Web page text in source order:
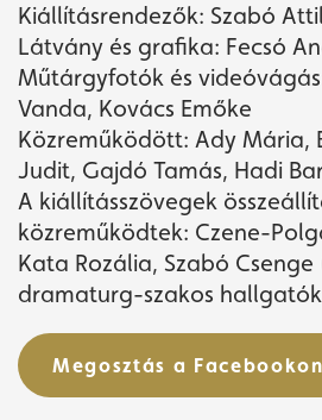
Kiállításrendezők: Szabó
Látvány és grafika: Fecsó
Műtárgyfotók és
Vanda, Kovács Emőke
Közreműködött: Ady Mária,
Judit, Gajdó Tamás, Hadi
A kiállításszövegek
közreműködtek: Czene-
Kata Rozália, Szabó Csenge
dramaturg-szakos
Megosztás a Facebookon